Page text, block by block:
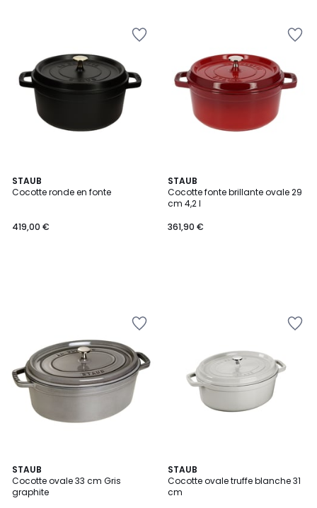
STAUB
Cocotte ronde en fonte
419,00 €
STAUB
Cocotte fonte brillante ovale 29
cm 4,2 l
361,90 €
STAUB
Cocotte ovale 33 cm Gris
graphite
STAUB
Cocotte ovale truffe blanche 31
cm